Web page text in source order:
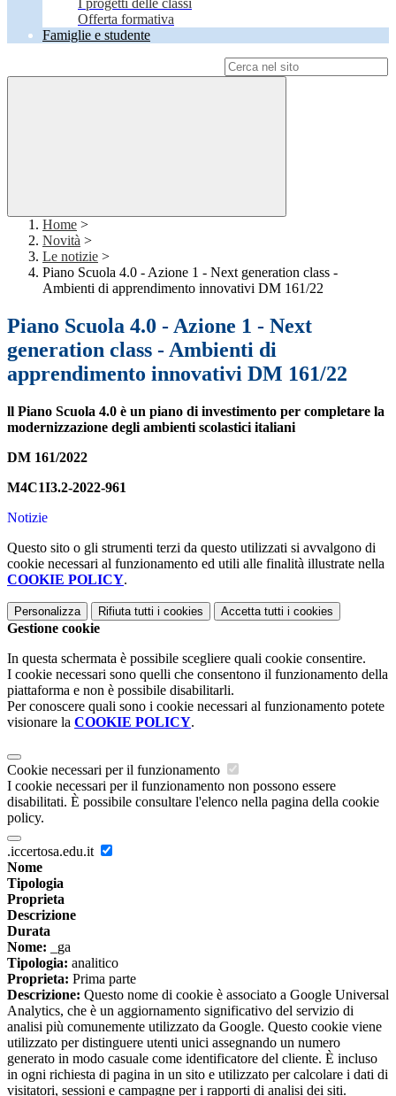
I progetti delle classi
Offerta formativa
Famiglie e studente
Home >
Novità >
Le notizie >
Piano Scuola 4.0 - Azione 1 - Next generation class -
Ambienti di apprendimento innovativi DM 161/22
Piano Scuola 4.0 - Azione 1 - Next
generation class - Ambienti di
apprendimento innovativi DM 161/22
ll Piano Scuola 4.0 è un piano di investimento per completare la
modernizzazione degli ambienti scolastici italiani
DM 161/2022
M4C1I3.2-2022-961
Notizie
Questo sito o gli strumenti terzi da questo utilizzati si avvalgono di
cookie necessari al funzionamento ed utili alle finalità illustrate nella
COOKIE POLICY.
Personalizza Rifiuta tutti i cookies Accetta tutti i cookies
Gestione cookie
In questa schermata è possibile scegliere quali cookie consentire.
I cookie necessari sono quelli che consentono il funzionamento della
piattaforma e non è possibile disabilitarli.
Per conoscere quali sono i cookie necessari al funzionamento potete
visionare la COOKIE POLICY.
Cookie necessari per il funzionamento
I cookie necessari per il funzionamento non possono essere
disabilitati. È possibile consultare l'elenco nella pagina della cookie
policy.
.iccertosa.edu.it
Nome
Tipologia
Proprieta
Descrizione
Durata
Nome: _ga
Tipologia: analitico
Proprieta: Prima parte
Descrizione: Questo nome di cookie è associato a Google Universal
Analytics, che è un aggiornamento significativo del servizio di
analisi più comunemente utilizzato da Google. Questo cookie viene
utilizzato per distinguere utenti unici assegnando un numero
generato in modo casuale come identificatore del cliente. È incluso
in ogni richiesta di pagina in un sito e utilizzato per calcolare i dati di
visitatori, sessioni e campagne per i rapporti di analisi dei siti.